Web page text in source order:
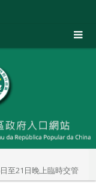
至21日晚上臨時交管